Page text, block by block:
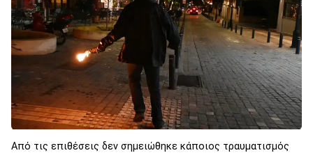
Από τις επιθέσεις δεν σημειώθηκε κάποιος τραυματισμός